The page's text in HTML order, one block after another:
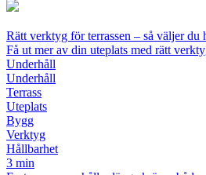
Rätt verktyg för terrassen – så väljer du
Få ut mer av din uteplats med rätt
Underhåll
Underhåll
Terrass
Uteplats
Bygg
Verktyg
Hållbarhet
3 min